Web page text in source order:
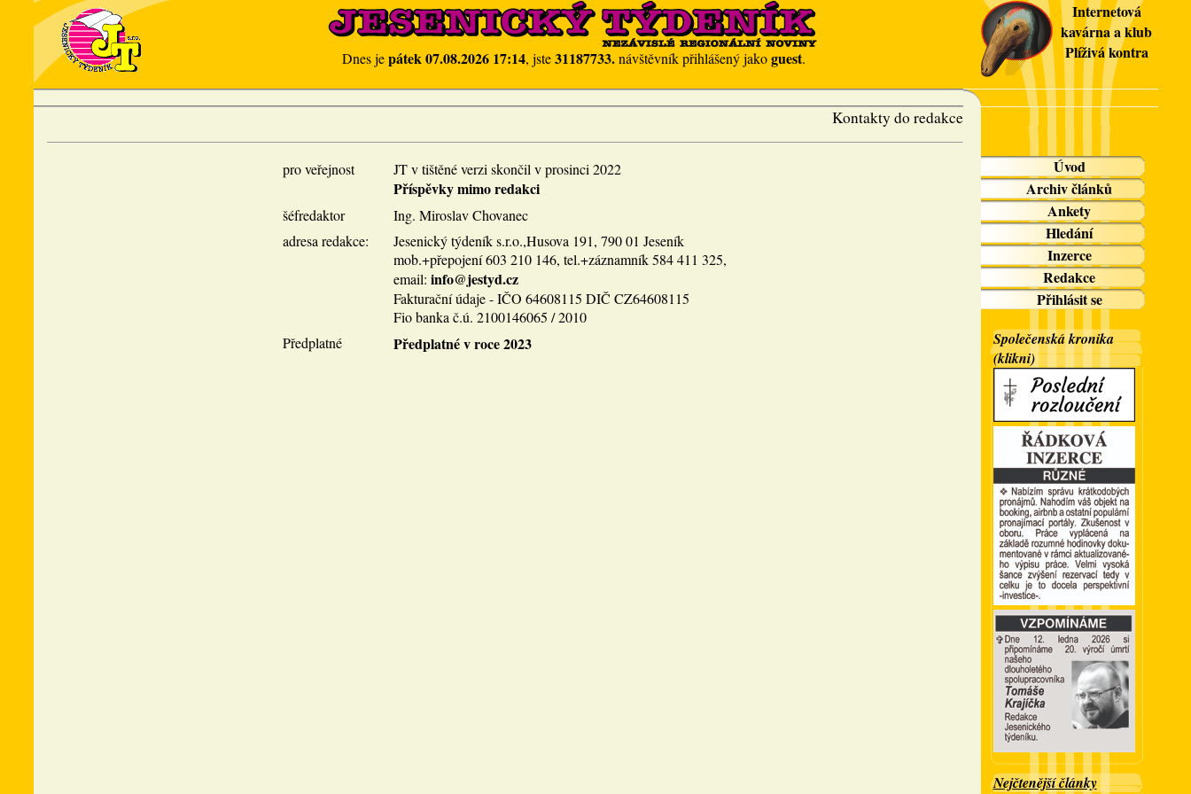
Dnes jepátek 07.08.2026 17:14, jste31187733.návštěvník přihlášený jakoguest.
Internetová
kavárna a klub
Plíživá kontra
Kontakty do redakce
pro veřejnost JT v tištěné verzi skončil v prosinci 2022
Příspěvky mimo redakci
šéfredaktor
Ing. Miroslav Chovanec
adresa redakce:
Jesenický týdeník s.r.o.,Husova 191, 790 01 Jeseník
mob.+přepojení 603 210 146, tel.+záznamník 584 411 325,
email: info@jestyd.cz
Fakturační údaje - IČO 64608115 DIČ CZ64608115
Fio banka č.ú. 2100146065 / 2010
Předplatné
Předplatné v roce 2023
Úvod
Archiv článků
Ankety
Hledání
Inzerce
Redakce
Přihlásit se
Společenská kronika
(klikni)
Nejčtenější články